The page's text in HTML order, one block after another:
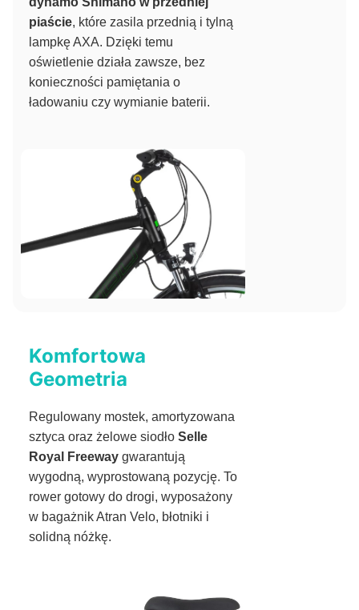
piaście, które zasila przednią i tylną
lampkę AXA. Dzięki temu
oświetlenie działa zawsze, bez
konieczności pamiętania o
ładowaniu czy wymianie baterii.
Komfortowa
Geometria
Regulowany mostek, amortyzowana
sztyca oraz żelowe siodło Selle
Royal Freeway gwarantują
wygodną, wyprostowaną pozycję. To
rower gotowy do drogi, wyposażony
w bagażnik Atran Velo, błotniki i
solidną nóżkę.